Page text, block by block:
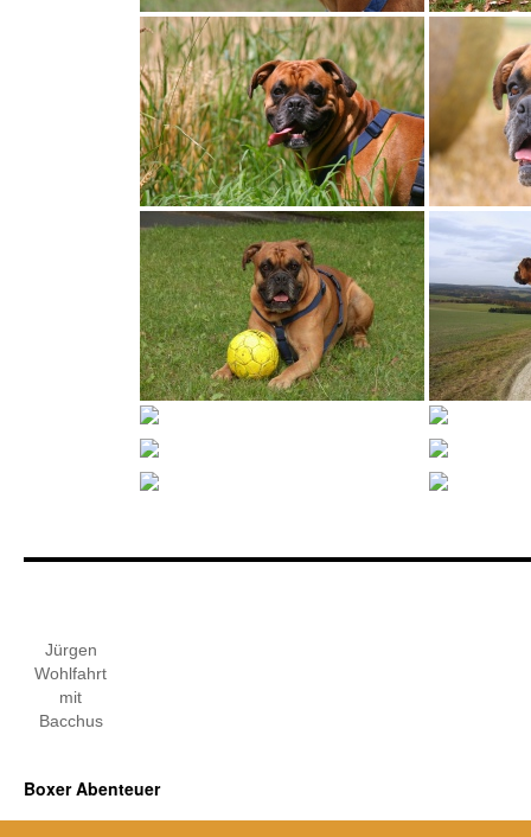
Jürgen
Wohlfahrt
mit
Bacchus
Boxer Abenteuer